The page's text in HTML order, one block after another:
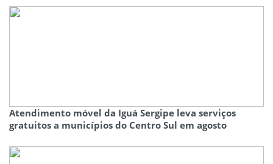
Atendimento móvel da Iguá Sergipe leva serviços
gratuitos a municípios do Centro Sul em agosto